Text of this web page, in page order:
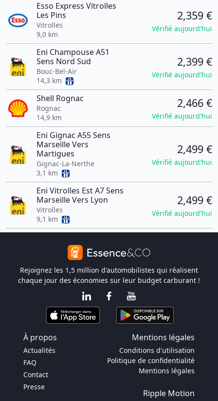
Esso Express Vitrolles
Les Pins
Vitrolles
9,0 km
2,359 €
Vérifié aujourd'hui
Eni Champouse A51
Sens Nord Sud
Bouc-Bel-Air
14,3 km
2,399 €
Vérifié aujourd'hui
Shell Rognac
Rognac
14,9 km
2,466 €
Vérifié aujourd'hui
Eni Gignac A55 Sens
Marseille Vers
Martigues
Gignac-La-Nerthe
3,1 km
2,499 €
Vérifié aujourd'hui
Eni Vitrolles Est A7 Sens
Marseille Vers Lyon
Vitrolles
9,1 km
2,499 €
Vérifié aujourd'hui
Rejoignez les 1,5 million d'automobilistes qui réalisent
chaque jour des économies sur leur budget carburant !
À propos Mentions légales
Actualités
FAQ
Contact
Presse
Conditions d'utilisation
Politique de confidentialité
Mentions légales
Ripple Motion